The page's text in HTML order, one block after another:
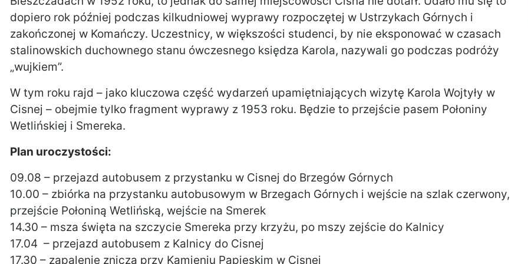
dopiero rok później podczas kilkudniowej wyprawy rozpoczętej w Ustrzykach Górnych i
zakończonej w Komańczy. Uczestnicy, w większości studenci, by nie eksponować w czasach
stalinowskich duchownego stanu ówczesnego księdza Karola, nazywali go podczas podróży
„wujkiem”.
W tym roku rajd – jako kluczowa część wydarzeń upamiętniających wizytę Karola Wojtyły w
Cisnej – obejmie tylko fragment wyprawy z 1953 roku. Będzie to przejście pasem Połoniny
Wetlińskiej i Smereka.
Plan uroczystości:
09.08 – przejazd autobusem z przystanku w Cisnej do Brzegów Górnych
10.00 – zbiórka na przystanku autobusowym w Brzegach Górnych i wejście na szlak czerwony,
przejście Połoniną Wetlińską, wejście na Smerek
14.30 – msza święta na szczycie Smereka przy krzyżu, po mszy zejście do Kalnicy
17.04 – przejazd autobusem z Kalnicy do Cisnej
17.30 – zapalenie znicza przy Kamieniu Papieskim w Cisnej